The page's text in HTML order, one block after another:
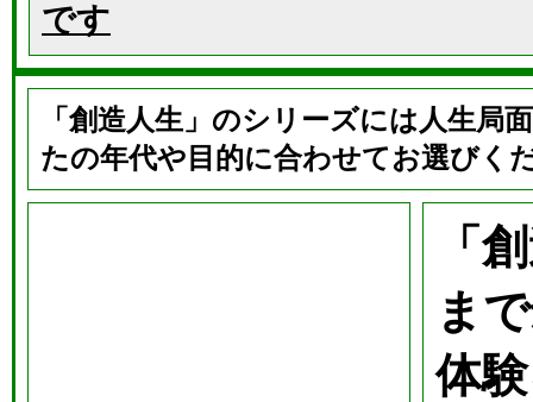
です
「創造人生」のシリーズには人生
たの年代や目的に合わせてお選びく
「
ま
体